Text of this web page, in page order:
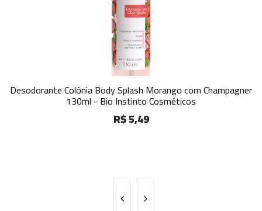
Desodorante Colônia Body Splash Banho de Vanilla 130ml -
Bio Instinto Cosméticos
R$ 5,49
Desodorante Colônia Body Splash Morango com Champagner
130ml - Bio Instinto Cosméticos
R$ 5,49